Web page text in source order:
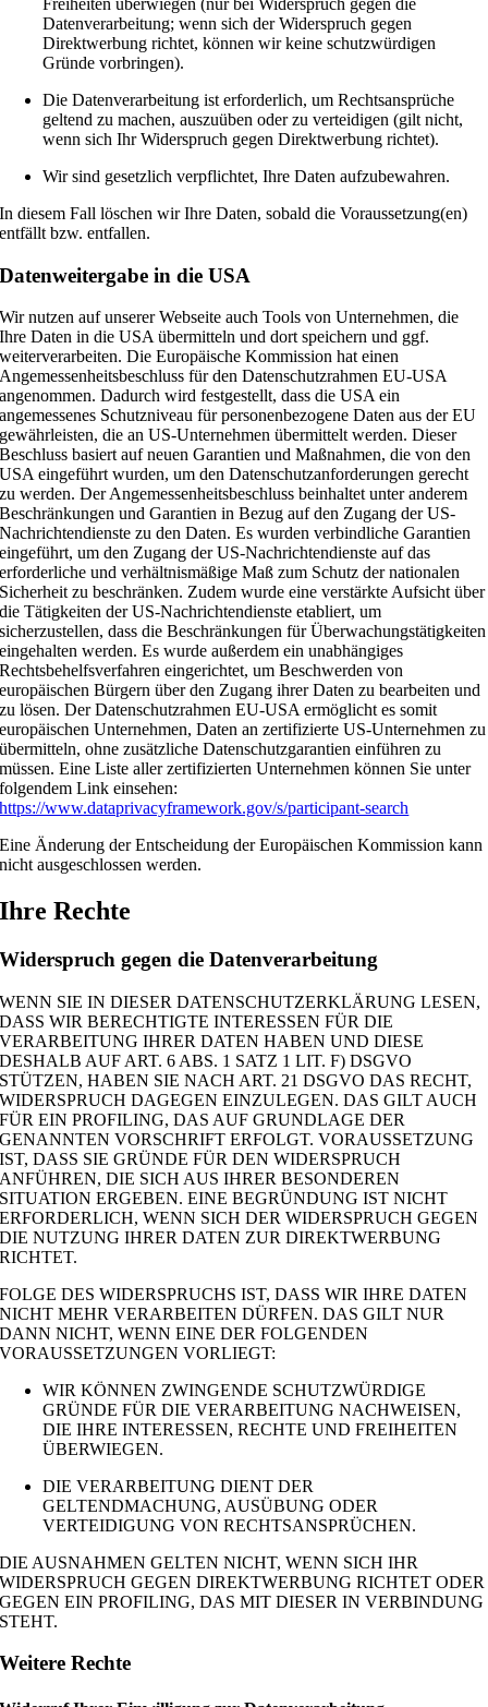
Datenverarbeitung; wenn sich der Widerspruch gegen
Direktwerbung richtet, können wir keine schutzwürdigen
Gründe vorbringen).
Die Datenverarbeitung ist erforderlich, um Rechtsansprüche
geltend zu machen, auszuüben oder zu verteidigen (gilt nicht,
wenn sich Ihr Widerspruch gegen Direktwerbung richtet).
Wir sind gesetzlich verpflichtet, Ihre Daten aufzubewahren.
In diesem Fall löschen wir Ihre Daten, sobald die Voraussetzung(en)
entfällt bzw. entfallen.
Datenweitergabe in die USA
Wir nutzen auf unserer Webseite auch Tools von Unternehmen, die
Ihre Daten in die USA übermitteln und dort speichern und ggf.
weiterverarbeiten. Die Europäische Kommission hat einen
Angemessenheitsbeschluss für den Datenschutzrahmen EU-USA
angenommen. Dadurch wird festgestellt, dass die USA ein
angemessenes Schutzniveau für personenbezogene Daten aus der EU
gewährleisten, die an US-Unternehmen übermittelt werden. Dieser
Beschluss basiert auf neuen Garantien und Maßnahmen, die von den
USA eingeführt wurden, um den Datenschutzanforderungen gerecht
zu werden. Der Angemessenheitsbeschluss beinhaltet unter anderem
Beschränkungen und Garantien in Bezug auf den Zugang der US-
Nachrichtendienste zu den Daten. Es wurden verbindliche Garantien
eingeführt, um den Zugang der US-Nachrichtendienste auf das
erforderliche und verhältnismäßige Maß zum Schutz der nationalen
Sicherheit zu beschränken. Zudem wurde eine verstärkte Aufsicht über
die Tätigkeiten der US-Nachrichtendienste etabliert, um
sicherzustellen, dass die Beschränkungen für Überwachungstätigkeiten
eingehalten werden. Es wurde außerdem ein unabhängiges
Rechtsbehelfsverfahren eingerichtet, um Beschwerden von
europäischen Bürgern über den Zugang ihrer Daten zu bearbeiten und
zu lösen. Der Datenschutzrahmen EU-USA ermöglicht es somit
europäischen Unternehmen, Daten an zertifizierte US-Unternehmen zu
übermitteln, ohne zusätzliche Datenschutzgarantien einführen zu
müssen. Eine Liste aller zertifizierten Unternehmen können Sie unter
folgendem Link einsehen:
https://www.dataprivacyframework.gov/s/participant-search
Eine Änderung der Entscheidung der Europäischen Kommission kann
nicht ausgeschlossen werden.
Ihre Rechte
Widerspruch gegen die Datenverarbeitung
WENN SIE IN DIESER DATENSCHUTZERKLÄRUNG LESEN,
DASS WIR BERECHTIGTE INTERESSEN FÜR DIE
VERARBEITUNG IHRER DATEN HABEN UND DIESE
DESHALB AUF ART. 6 ABS. 1 SATZ 1 LIT. F) DSGVO
STÜTZEN, HABEN SIE NACH ART. 21 DSGVO DAS RECHT,
WIDERSPRUCH DAGEGEN EINZULEGEN. DAS GILT AUCH
FÜR EIN PROFILING, DAS AUF GRUNDLAGE DER
GENANNTEN VORSCHRIFT ERFOLGT. VORAUSSETZUNG
IST, DASS SIE GRÜNDE FÜR DEN WIDERSPRUCH
ANFÜHREN, DIE SICH AUS IHRER BESONDEREN
SITUATION ERGEBEN. EINE BEGRÜNDUNG IST NICHT
ERFORDERLICH, WENN SICH DER WIDERSPRUCH GEGEN
DIE NUTZUNG IHRER DATEN ZUR DIREKTWERBUNG
RICHTET.
FOLGE DES WIDERSPRUCHS IST, DASS WIR IHRE DATEN
NICHT MEHR VERARBEITEN DÜRFEN. DAS GILT NUR
DANN NICHT, WENN EINE DER FOLGENDEN
VORAUSSETZUNGEN VORLIEGT:
WIR KÖNNEN ZWINGENDE SCHUTZWÜRDIGE
GRÜNDE FÜR DIE VERARBEITUNG NACHWEISEN,
DIE IHRE INTERESSEN, RECHTE UND FREIHEITEN
ÜBERWIEGEN.
DIE VERARBEITUNG DIENT DER
GELTENDMACHUNG, AUSÜBUNG ODER
VERTEIDIGUNG VON RECHTSANSPRÜCHEN.
DIE AUSNAHMEN GELTEN NICHT, WENN SICH IHR
WIDERSPRUCH GEGEN DIREKTWERBUNG RICHTET ODER
GEGEN EIN PROFILING, DAS MIT DIESER IN VERBINDUNG
STEHT.
Weitere Rechte